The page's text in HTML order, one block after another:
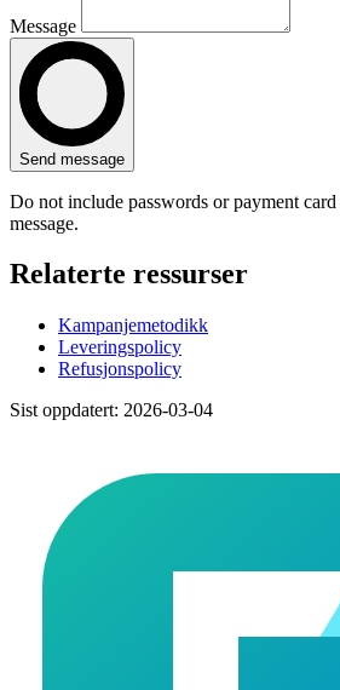
Message
Send message
Do not include passwords or payment
message.
Relaterte ressurser
Kampanjemetodikk
Leveringspolicy
Refusjonspolicy
Sist oppdatert: 2026-03-04